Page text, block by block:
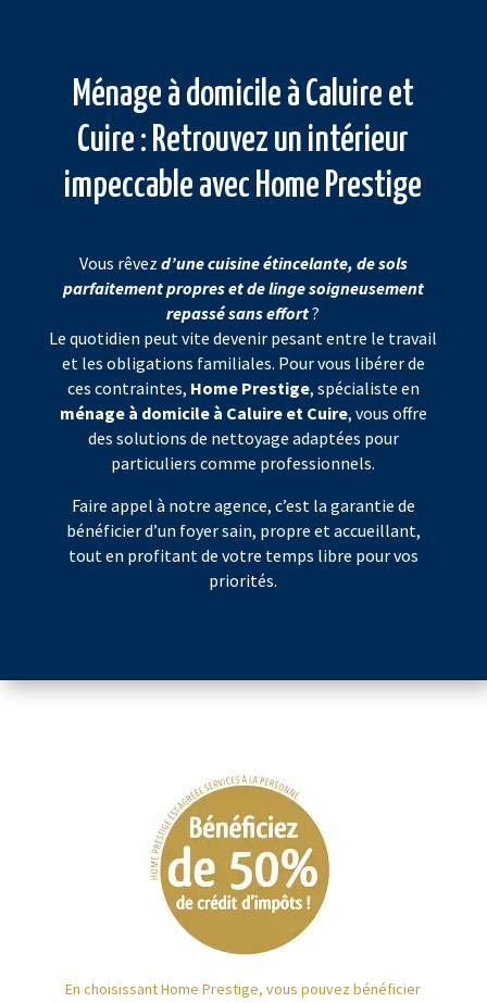
Ménage à domicile à Caluire et
Cuire : Retrouvez un intérieur
impeccable avec Home Prestige
Vous rêvez d’une cuisine étincelante, de sols
parfaitement propres et de linge soigneusement
repassé sans effort?
Le quotidien peut vite devenir pesant entre le travail
et les obligations familiales. Pour vous libérer de
ces contraintes, Home Prestige, spécialiste en
ménage à domicile à Caluire et Cuire, vous offre
des solutions de nettoyage adaptées pour
particuliers comme professionnels.
Faire appel à notre agence, c’est la garantie de
bénéficier d’un foyer sain, propre et accueillant,
tout en profitant de votre temps libre pour vos
priorités.
En choisissant Home Prestige, vous pouvez bénéficier